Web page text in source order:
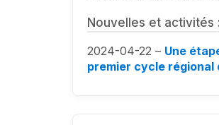
Nouvelles et activités :
2024-04-22 – Une
premier cycle